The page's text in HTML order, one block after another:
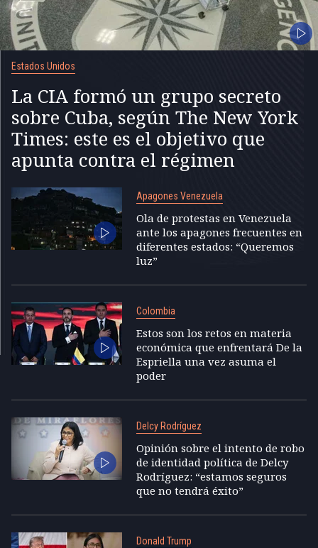
Estados Unidos
La CIA formó un grupo secreto
sobre Cuba, según The New York
Times: este es el objetivo que
apunta contra el régimen
Apagones Venezuela
Ola de protestas en Venezuela
ante los apagones frecuentes en
diferentes estados: “Queremos
luz”
Colombia
Estos son los retos en materia
económica que enfrentará De la
Espriella una vez asuma el
poder
Delcy Rodríguez
Opinión sobre el intento de robo
de identidad política de Delcy
Rodríguez: “estamos seguros
que no tendrá éxito”
Donald Trump